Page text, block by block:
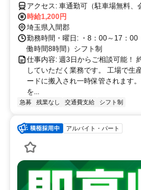
アクセス: 車通勤可（駐車場
時給1,200円
埼玉県入間郡
勤務時間・曜日: ・8：00～17：
働時間8時間）シフト制
仕事内容: 週3日からご相談可能！
していただく業務です。 工場で生
ードに搬入され一時保管されます
を...
急募 残業なし 交通費支給 シフト制
アルバイト・パート